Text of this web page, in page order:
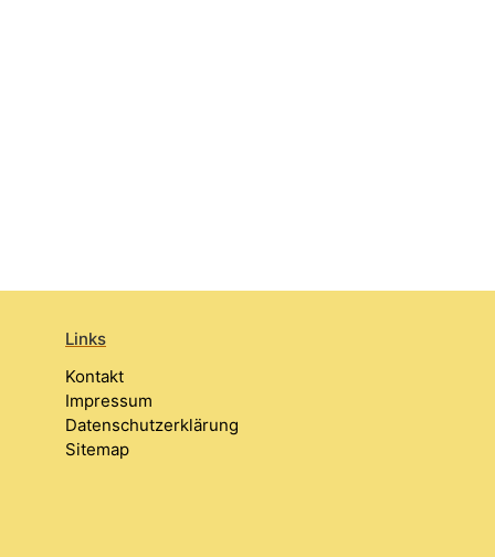
Links
Kontakt
Impressum
Datenschutzerklärung
Sitemap